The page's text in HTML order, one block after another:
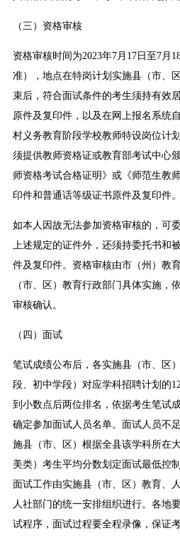
（三）资格审核
资格审核时间为2023年7月17日至7月
准），地点在特岗计划实施县（市、
束后，符合面试条件的考生须持有效
原件及复印件，以及在网上报名系统
村义务教育阶段学校教师特设岗位计
须提供教师资格证或教育部考试中心
师资格考试合格证明》或《师范生教
印件和普通话等级证书原件及复印件。
如本人因故无法参加资格审核的，可
上述规定的证件外，还须持委托书和
件及复印件。资格审核由市（州）教
（市、区）教育行政部门具体实施，
审核确认。
（四）面试
笔试成绩公布后，各实施县（市、区
段、初中学段）对应学科招聘计划的
到小数点后两位排名，依据考生笔试
确定参加面试人员名单。面试人员不
施县（市、区）根据全县该学科所在
美类）考生平均分数划定面试最低控
面试工作由实施县（市、区）教育、
人社部门的统一安排组织进行。各地
试程序，面试过程要全程录像，保证